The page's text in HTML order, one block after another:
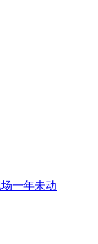
一年未动